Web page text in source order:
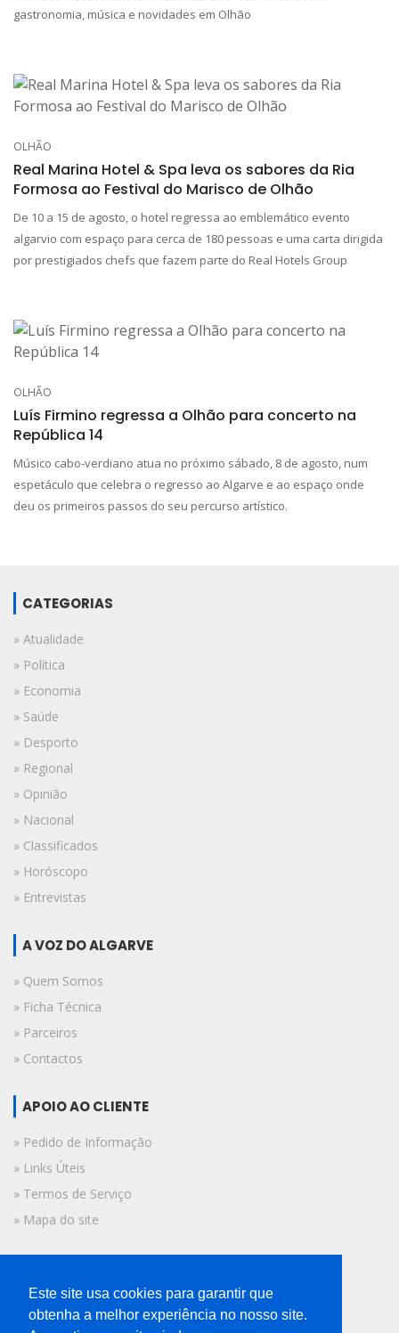
gastronomia, música e novidades em Olhão
OLHÃO
Real Marina Hotel & Spa leva os sabores da Ria
Formosa ao Festival do Marisco de Olhão
De 10 a 15 de agosto, o hotel regressa ao emblemático evento
algarvio com espaço para cerca de 180 pessoas e uma carta dirigida
por prestigiados chefs que fazem parte do Real Hotels Group
OLHÃO
Luís Firmino regressa a Olhão para concerto na
República 14
Músico cabo-verdiano atua no próximo sábado, 8 de agosto, num
espetáculo que celebra o regresso ao Algarve e ao espaço onde
deu os primeiros passos do seu percurso artístico.
CATEGORIAS
» Atualidade
» Política
» Economia
» Saúde
» Desporto
» Regional
» Opinião
» Nacional
» Classificados
» Horóscopo
» Entrevistas
A VOZ DO ALGARVE
» Quem Somos
» Ficha Técnica
» Parceiros
» Contactos
APOIO AO CLIENTE
» Pedido de Informação
» Links Úteis
» Termos de Serviço
» Mapa do site
© 2019 A Voz do Algarve.
Todos os direitos reservados.
Este site usa cookies para garantir que
obtenha a melhor experiência no nosso site.